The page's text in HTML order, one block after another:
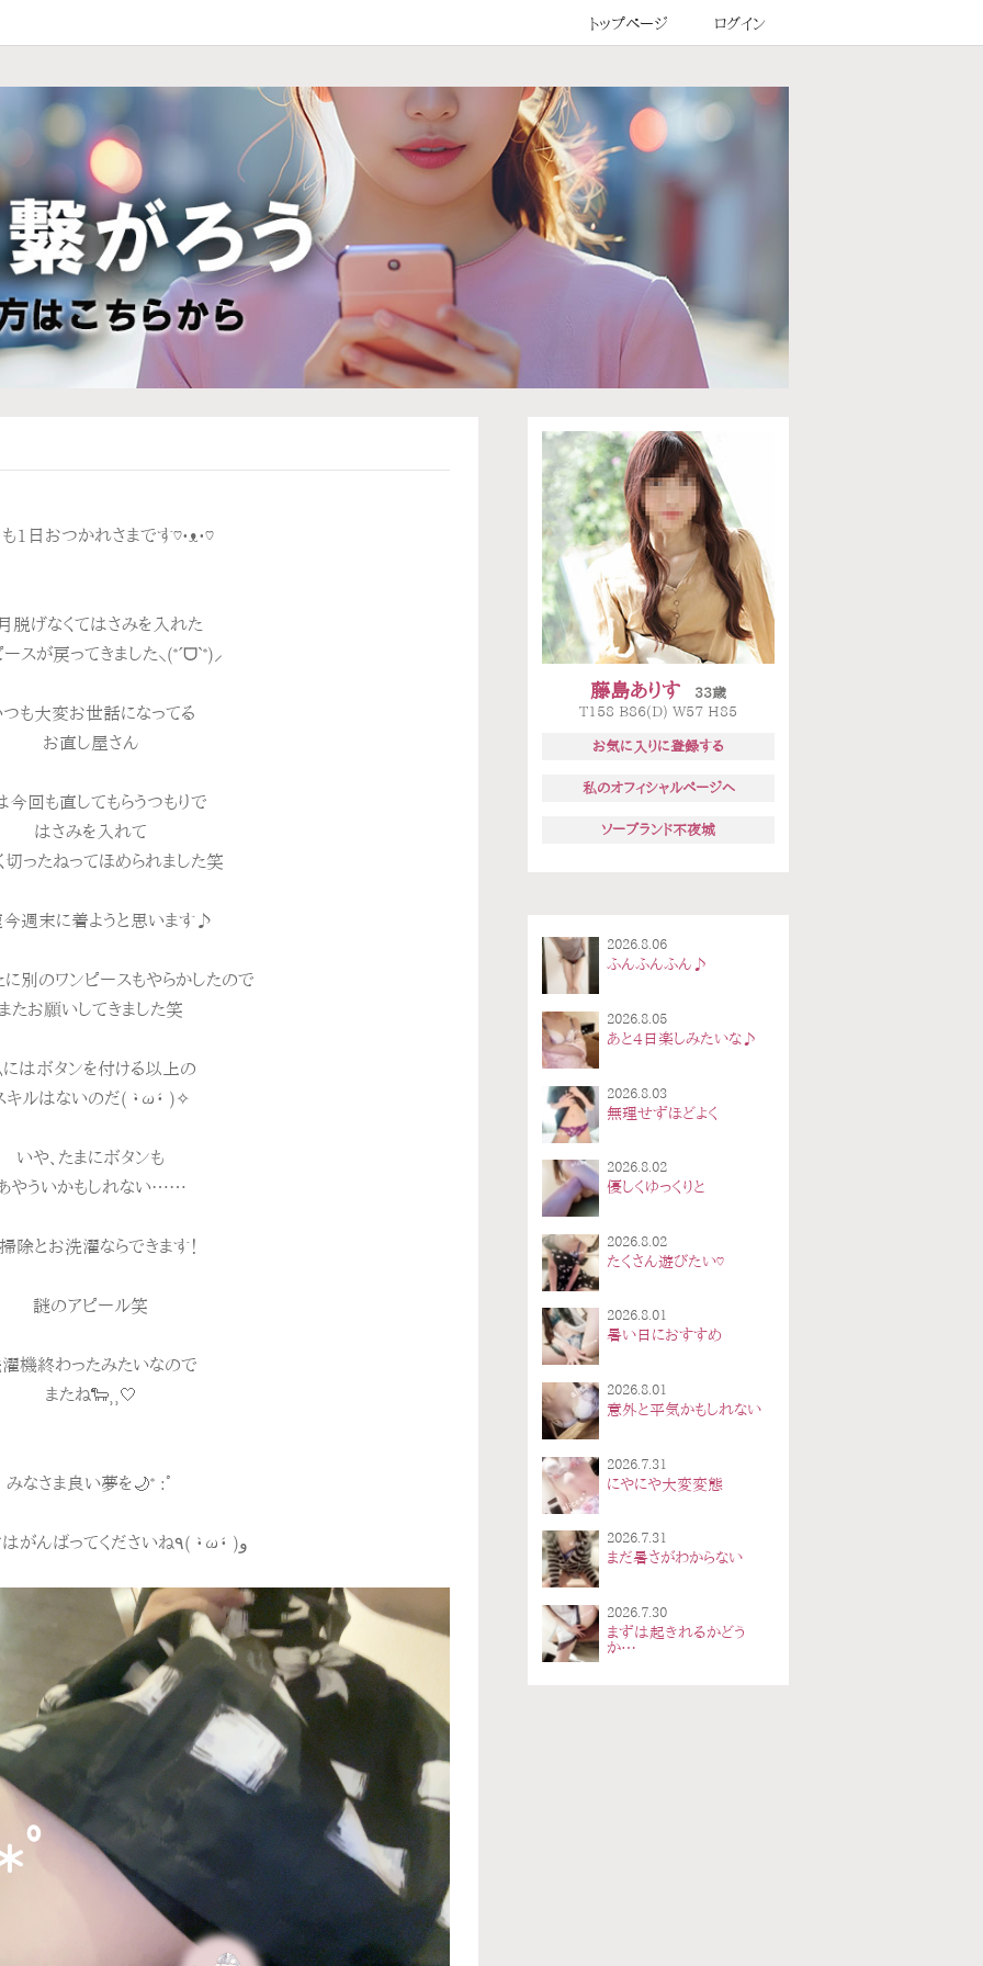
トップページ ログイン
1日おつかれさまです♡•ᴥ•♡
脱げなくてはさみを入れた
ースが戻ってきました⸜(*ˊᗜˋ*)⸝
も大変お世話になってる
お直し屋さん
今回も直してもらうつもりで
はさみを入れて
切ったねってほめられました笑
週末に着ようと思います♪
に別のワンピースもやらかしたので
たお願いしてきました笑
はボタンを付ける以上の
キルはないのだ( •̀ω•́ )✧
いや、たまにボタンも
やういかもしれない……
除とお洗濯ならできます！
謎のアピール笑
機終わったみたいなので
またね🐑⸒⸒‎🤍
みなさま良い夢を🌙* :ﾟ
夜勤の方はがんばってくださいね٩( •̀ω•́ )ﻭ
藤島ありす
33歳
T158 B86(D) W57 H85
お気に入りに登録する
私のオフィシャルページへ
ソープランド不夜城
2026.8.06
ふんふんふん♪
2026.8.05
あと4日楽しみたいな♪
2026.8.03
無理せずほどよく
2026.8.02
優しくゆっくりと
2026.8.02
たくさん遊びたい♡
2026.8.01
暑い日におすすめ
2026.8.01
意外と平気かもしれない
2026.7.31
にやにや大変変態
2026.7.31
まだ暑さがわからない
2026.7.30
まずは起きれるかどう
か…